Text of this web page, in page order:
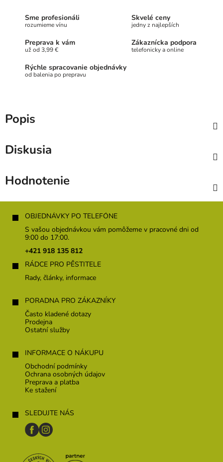
Sme profesionáli
rozumieme vínu
Skvelé ceny
jedny z najlepších
Preprava k vám
už od 3,99 €
Zákaznícka podpora
telefonicky a online
Rýchle spracovanie objednávky
od balenia po prepravu
Popis
Diskusia
Hodnotenie
OBJEDNÁVKY PO TELEFÓNE
S vašou objednávkou vám pomôžeme v pracovné dni od
9:00 do 17:00.
+421 918 135 812
RÁDCE PRO PĚSTITELE
Rady, články, informace
PORADNA PRO ZÁKAZNÍKY
Často kladené dotazy
Prodejna
Ostatní služby
INFORMACE O NÁKUPU
Obchodní podmínky
Ochrana osobných údajov
Preprava a platba
Ke stažení
SLEDUJTE NÁS